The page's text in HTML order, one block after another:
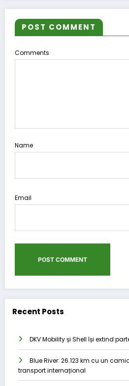
POST COMMENT
Comments
Name
Email
Recent Posts
DKV Mobility și Shell își extind
Blue River: 26.123 km cu un
transport internațional